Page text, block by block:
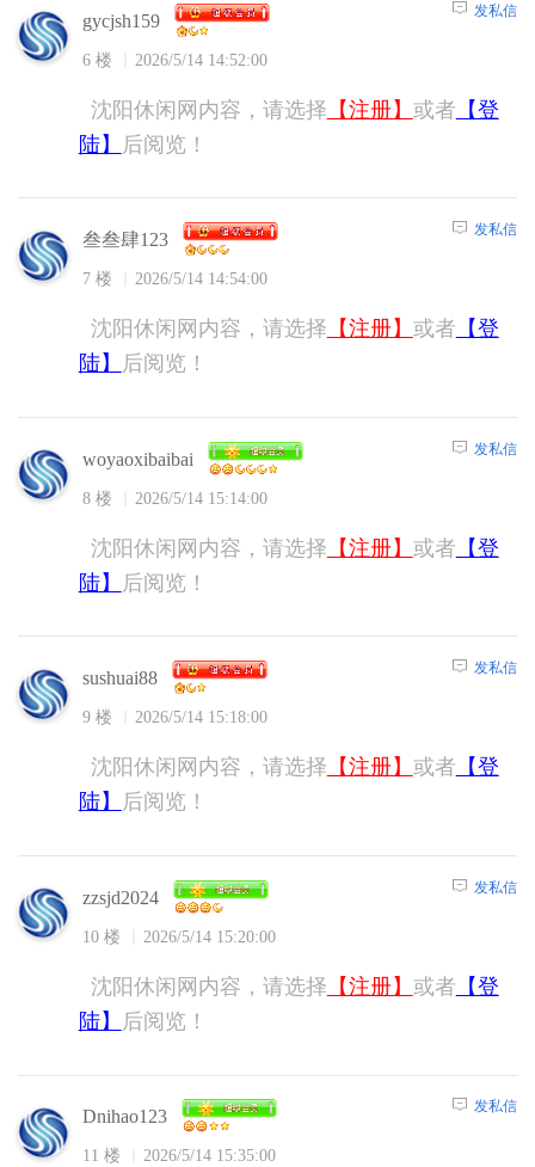
gycjsh159
6 楼 2026/5/14 14:52:00
发私信
沈阳休闲网内容，请选择 【注册】 或者 【登
陆】
后阅览！
叁叁肆123
7 楼 2026/5/14 14:54:00
发私信
沈阳休闲网内容，请选择 【注册】 或者 【登
陆】
后阅览！
woyaoxibaibai
8 楼 2026/5/14 15:14:00
发私信
沈阳休闲网内容，请选择 【注册】 或者 【登
陆】
后阅览！
sushuai88
9 楼 2026/5/14 15:18:00
发私信
沈阳休闲网内容，请选择 【注册】 或者 【登
陆】
后阅览！
zzsjd2024
10 楼 2026/5/14 15:20:00
发私信
沈阳休闲网内容，请选择 【注册】 或者 【登
陆】
后阅览！
Dnihao123
11 楼 2026/5/14 15:35:00
发私信